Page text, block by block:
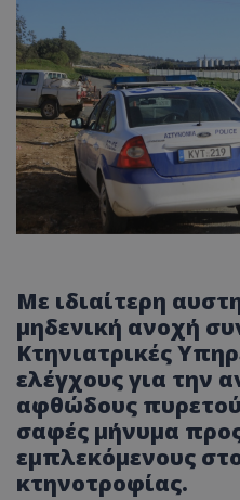
Με ιδιαίτερη
μηδενική ανοχή
Κτηνιατρικές
ελέγχους για την
αφθώδους
σαφές μήνυμα
εμπλεκόμενους
κτηνοτροφίας.